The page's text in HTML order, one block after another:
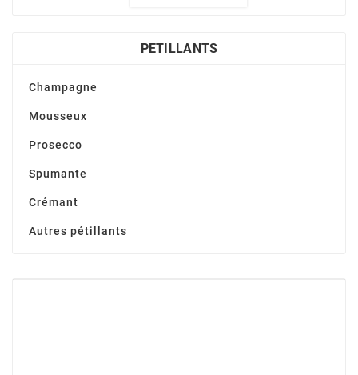
PETILLANTS
Champagne
Mousseux
Prosecco
Spumante
Crémant
Autres pétillants